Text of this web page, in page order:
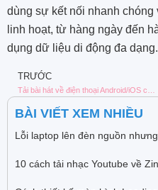
dùng sự kết nối nhanh
linh hoạt, từ hàng ngày đến
dụng dữ liệu di động đa dạng.
TRƯỚC
BÀI VIẾT XEM NHIỀU
Lỗi laptop lên đèn nguồn
10 cách tải nhạc Youtube về